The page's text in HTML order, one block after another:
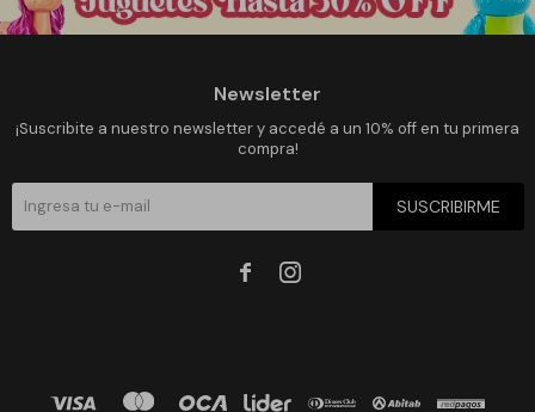
Newsletter
¡Suscribite a nuestro newsletter y accedé a un 10% off en tu primera
compra!
SUSCRIBIRME
 